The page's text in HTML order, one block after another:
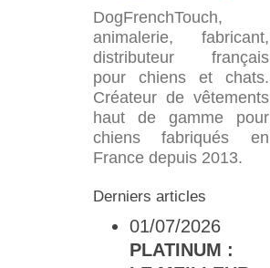
DogFrenchTouch,
animalerie, fabricant,
distributeur français
pour chiens et chats.
Créateur de vêtements
haut de gamme pour
chiens fabriqués en
France depuis 2013.
Derniers articles
01/07/2026
PLATINUM :